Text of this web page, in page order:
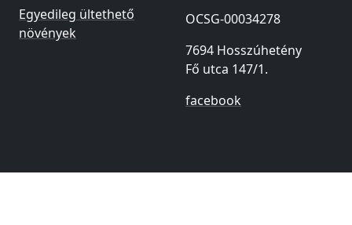
Egyedileg ültethető
növények
OCSG-00034278
7694 Hosszúhetény
Fő utca 147/1.
facebook